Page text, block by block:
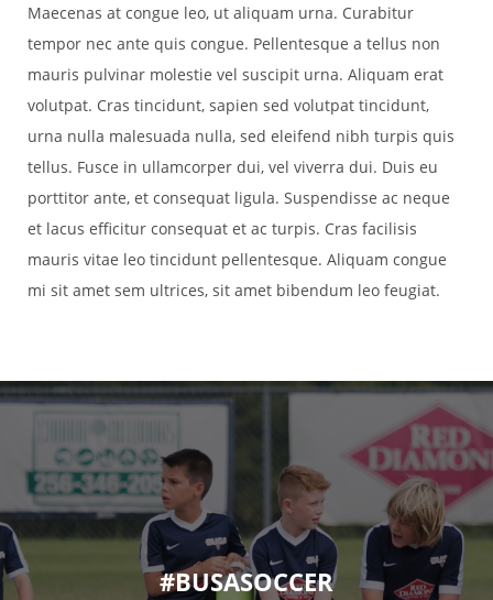
Maecenas at congue leo, ut aliquam urna. Curabitur
tempor nec ante quis congue. Pellentesque a tellus non
mauris pulvinar molestie vel suscipit urna. Aliquam erat
volutpat. Cras tincidunt, sapien sed volutpat tincidunt,
urna nulla malesuada nulla, sed eleifend nibh turpis quis
tellus. Fusce in ullamcorper dui, vel viverra dui. Duis eu
porttitor ante, et consequat ligula. Suspendisse ac neque
et lacus efficitur consequat et ac turpis. Cras facilisis
mauris vitae leo tincidunt pellentesque. Aliquam congue
mi sit amet sem ultrices, sit amet bibendum leo feugiat.
#BUSASOCCER